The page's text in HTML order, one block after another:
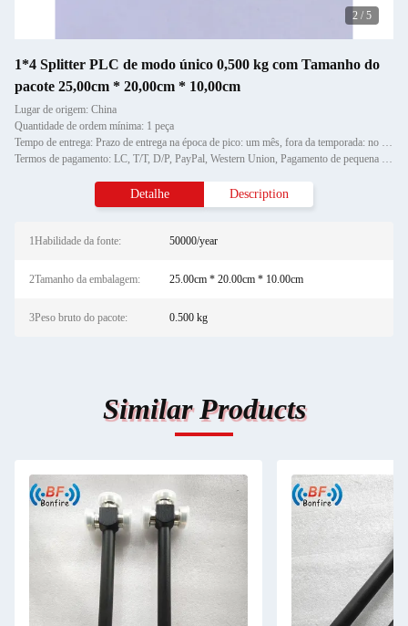
2 / 5
1*4 Splitter PLC de modo único 0,500 kg com Tamanho do
pacote 25,00cm * 20,00cm * 10,00cm
Lugar de origem: China
Quantidade de ordem mínima: 1 peça
Tempo de entrega: Prazo de entrega na época de pico: um mês, fora da temporada: no prazo de 15 dias úteis
Termos de pagamento: LC, T/T, D/P, PayPal, Western Union, Pagamento de pequena quantidade, Money Gram
Detalhe Description
1Habilidade da fonte: 50000/year
2Tamanho da embalagem: 25.00cm * 20.00cm * 10.00cm
3Peso bruto do pacote: 0.500 kg
Similar Products